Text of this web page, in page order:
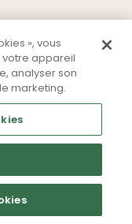
confidentialité
», vous
appareil
analyser son
marketing.